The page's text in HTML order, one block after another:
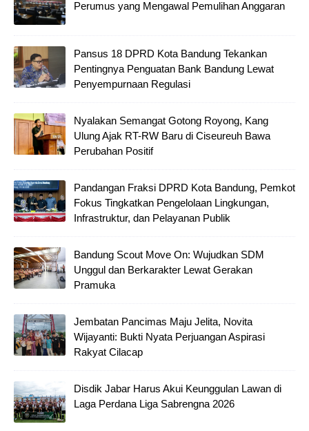
Perumus yang Mengawal Pemulihan Anggaran
Pansus 18 DPRD Kota Bandung Tekankan
Pentingnya Penguatan Bank Bandung Lewat
Penyempurnaan Regulasi
Nyalakan Semangat Gotong Royong, Kang
Ulung Ajak RT-RW Baru di Ciseureuh Bawa
Perubahan Positif
Pandangan Fraksi DPRD Kota Bandung, Pemkot
Fokus Tingkatkan Pengelolaan Lingkungan,
Infrastruktur, dan Pelayanan Publik
Bandung Scout Move On: Wujudkan SDM
Unggul dan Berkarakter Lewat Gerakan
Pramuka
Jembatan Pancimas Maju Jelita, Novita
Wijayanti: Bukti Nyata Perjuangan Aspirasi
Rakyat Cilacap
Disdik Jabar Harus Akui Keunggulan Lawan di
Laga Perdana Liga Sabrengna 2026